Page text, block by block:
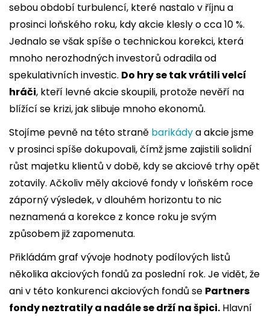
sebou období turbulencí, které nastalo v říjnu a
prosinci loňského roku, kdy akcie klesly o cca 10 %.
Jednalo se však spíše o technickou korekci, která
mnoho nerozhodných investorů odradila od
spekulativních investic. Do hry se tak vrátili velcí
hráči, kteří levné akcie skoupili, protože nevěří na
blížící se krizi, jak slibuje mnoho ekonomů.
Stojíme pevně na této straně barikádya akcie jsme
v prosinci spíše dokupovali, čímž jsme zajistili solidní
růst majetku klientů v době, kdy se akciové trhy opět
zotavily. Ačkoliv měly akciové fondy v loňském roce
záporný výsledek, v dlouhém horizontu to nic
neznamená a korekce z konce roku je svým
způsobem již zapomenuta.
Přikládám graf vývoje hodnoty podílových listů
několika akciových fondů za poslední rok. Je vidět, že
ani v této konkurenci akciových fondů se Partners
fondy neztratily a nadále se drží na špici. Hlavní